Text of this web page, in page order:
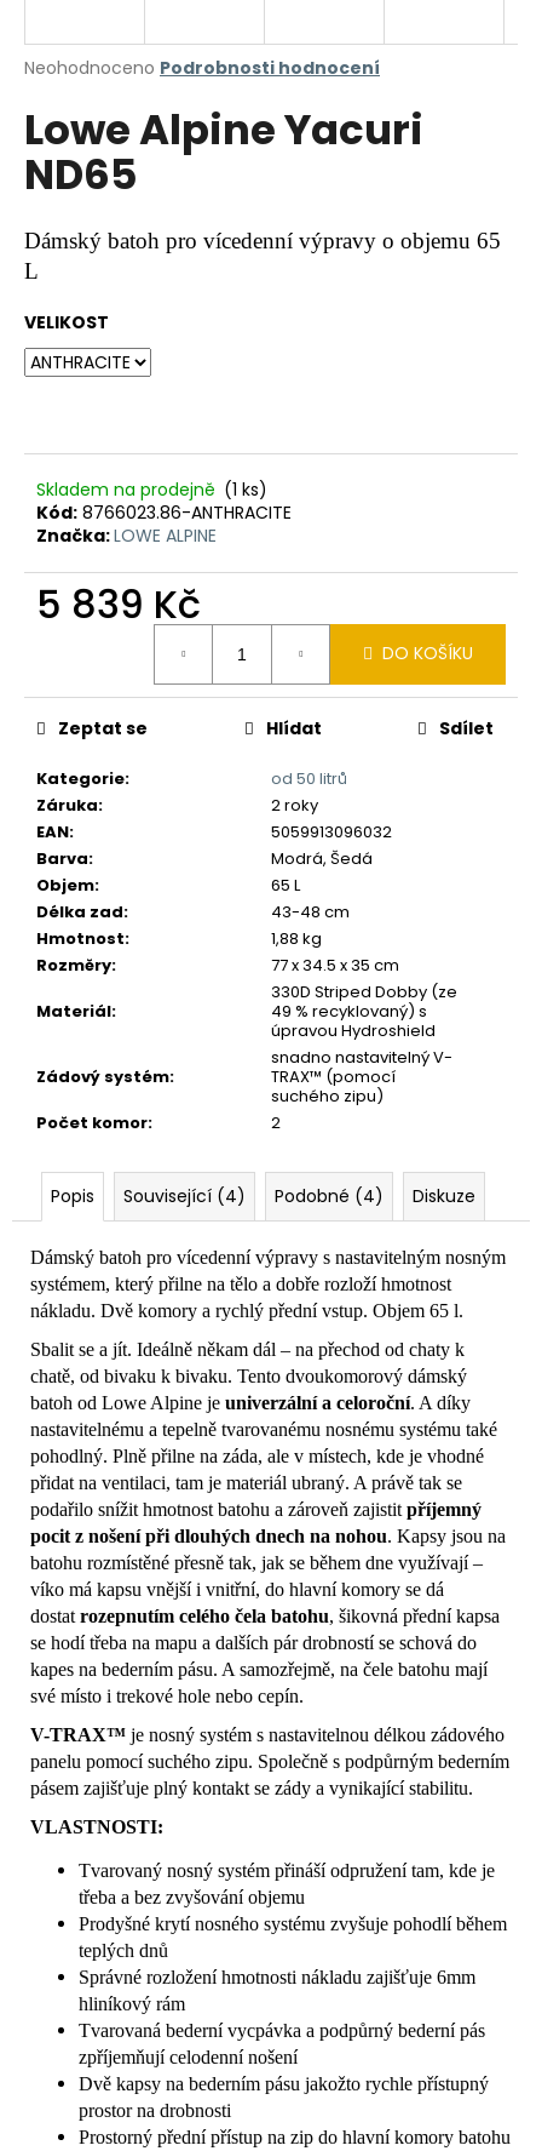
Průměrné
produktu
je
0,0
hvězdiček.
Neohodnoceno Podrobnosti hodnocení
Lowe Alpine Yacuri
ND65
Dámský batoh pro vícedenní výpravy o objemu 65
L
VELIKOST
Skladem na prodejně (1 ks)
Kód: 8766023.86-ANTHRACITE
Značka:LOWE ALPINE
5 839 Kč
DO KOŠÍKU
Kategorie:
od 50 litrů
Záruka:
2 roky
EAN:
5059913096032
Barva:
Modrá, Šedá
Objem:
65 L
Délka zad:
43-48 cm
Hmotnost:
1,88 kg
Rozměry:
77 x 34.5 x 35 cm
Materiál:
330D Striped Dobby (ze
49 % recyklovaný) s
úpravou Hydroshield
Zádový systém:
snadno nastavitelný V-
TRAX™ (pomocí
suchého zipu)
Počet komor: 2
Zeptat se Hlídat Sdílet
Popis Související (4) Podobné (4) Diskuze
Dámský batoh pro vícedenní výpravy s nastavitelným nosným
systémem, který přilne na tělo a dobře rozloží hmotnost
nákladu. Dvě komory a rychlý přední vstup. Objem 65 l.
Sbalit se a jít. Ideálně někam dál – na přechod od chaty k
chatě, od bivaku k bivaku. Tento dvoukomorový dámský
batoh od Lowe Alpine je univerzální a celoroční. A díky
nastavitelnému a tepelně tvarovanému nosnému systému také
pohodlný. Plně přilne na záda, ale v místech, kde je vhodné
přidat na ventilaci, tam je materiál ubraný. A právě tak se
podařilo snížit hmotnost batohu a zároveň zajistit příjemný
pocit z nošení při dlouhých dnech na nohou. Kapsy jsou na
batohu rozmístěné přesně tak, jak se během dne využívají –
víko má kapsu vnější i vnitřní, do hlavní komory se dá
dostat rozepnutím celého čela batohu, šikovná přední kapsa
se hodí třeba na mapu a dalších pár drobností se schová do
kapes na bederním pásu. A samozřejmě, na čele batohu mají
své místo i trekové hole nebo cepín.
V-TRAX™ je nosný systém s nastavitelnou délkou zádového
panelu pomocí suchého zipu. Společně s podpůrným bederním
pásem zajišťuje plný kontakt se zády a vynikající stabilitu.
VLASTNOSTI:
Tvarovaný nosný systém přináší odpružení tam, kde je
třeba a bez zvyšování objemu
Prodyšné krytí nosného systému zvyšuje pohodlí během
teplých dnů
Správné rozložení hmotnosti nákladu zajišťuje 6mm
hliníkový rám
Tvarovaná bederní vycpávka a podpůrný bederní pás
zpříjemňují celodenní nošení
Dvě kapsy na bederním pásu jakožto rychle přístupný
prostor na drobnosti
Prostorný přední přístup na zip do hlavní komory batohu
j
t
?
D
u
č
u